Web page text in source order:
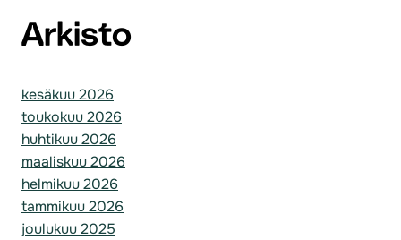
Arkisto
kesäkuu 2026
toukokuu 2026
huhtikuu 2026
maaliskuu 2026
helmikuu 2026
tammikuu 2026
joulukuu 2025